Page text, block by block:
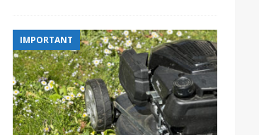
IMPORTANT